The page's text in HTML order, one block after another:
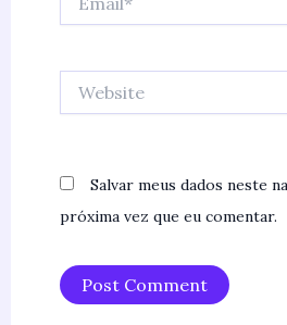
Salvar meus dados neste
próxima vez que eu comentar.